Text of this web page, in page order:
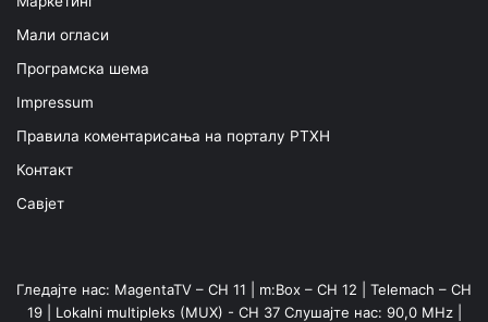
Мали огласи
Програмска шема
Impressum
Правила коментарисања на порталу РТХН
Контакт
Савјет
Гледајте нас: MagentaTV – CH 11 | m:Box – CH 12 | Telemach – CH
19 | Lokalni multipleks (MUX) - CH 37 Слушајте нас: 90,0 MHz |